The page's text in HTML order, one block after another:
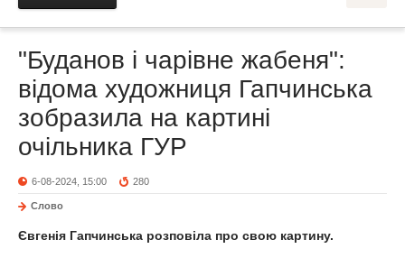
"Буданов і чарівне жабеня":
відома художниця Гапчинська
зобразила на картині
очільника ГУР
6-08-2024, 15:00 280
Слово
Євгенія Гапчинська розповіла про свою картину.